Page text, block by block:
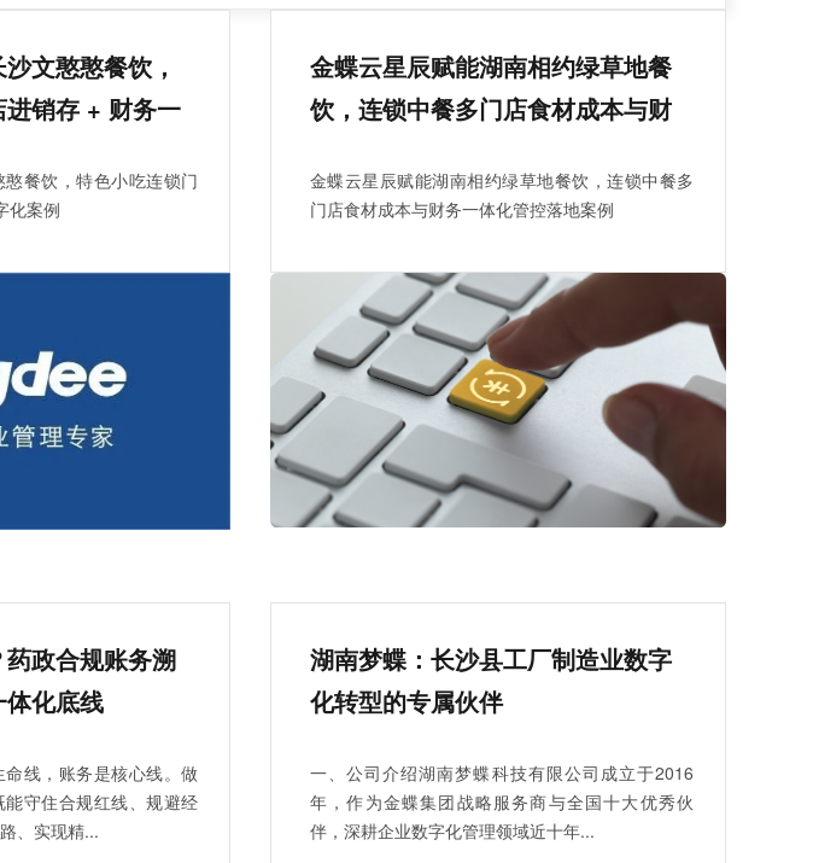
文憨憨餐饮，
销存 + 财务一
餐饮，特色小吃连锁门
化案例
金蝶云星辰赋能湖南相约绿草地餐
饮，连锁中餐多门店食材成本与财
金蝶云星辰赋能湖南相约绿草地餐饮，连锁中餐多
门店食材成本与财务一体化管控落地案例
政合规账务溯
化底线
线，账务是核心线。做
守住合规红线、规避经
、实现精...
湖南梦蝶：长沙县工厂制造业数字
化转型的专属伙伴
一、公司介绍湖南梦蝶科技有限公司成立于2016
年，作为金蝶集团战略服务商与全国十大优秀伙
伴，深耕企业数字化管理领域近十年...